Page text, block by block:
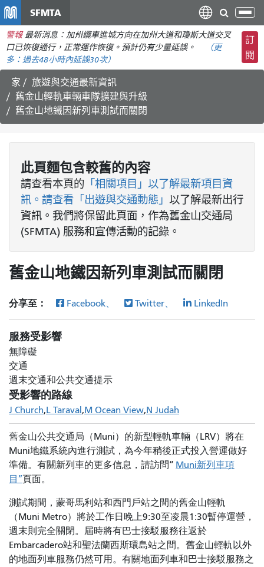
主
要
SFMTA
切
換
導
航
警報 最新消息：加州纜車進城方向在加州大道和瓊斯大道交叉
口已恢復通行，正常運作恢復。預計仍有少量延誤。
（更
多： 過去48小時內延誤30次）
訂
閱
家
旅遊與交通最新資訊
舊金山輕軌車輛車隊擴建與升級
舊金山地鐵因新列車測試而關閉
此頁麵包含較舊的內容
請查看本頁的 「相關項目」以了解最新項目資
訊。請查看 「出遊與交通動態」 以了解最新出行
資訊。我們將保留此頁面，作為舊金山交通局
(SFMTA) 服務和宣傳活動的記錄。
舊金山地鐵因新列車測試而關閉
分享至： Facebook、 Twitter、 LinkedIn
服務受影響
無障礙
交通
週末交通和公共交通提示
受影響的路線
J Church L Taraval M Ocean View N Judah
舊金山公共交通局（Muni）的新型輕軌車輛（LRV）將在
Muni地鐵系統內進行測試，為今年稍後正式投入營運做好
準備。有關新列車的更多信息，請訪問“ Muni新列車項
目”頁面。
測試期間，蒙哥馬利站和西門戶站之間的舊金山輕軌
（Muni Metro）將於工作日晚上9:30至凌晨1:30暫停運營，
週末則完全關閉。屆時將有巴士接駁服務往返於
Embarcadero站和聖法蘭西斯環島站之間。舊金山輕軌以外
的地面列車服務仍然可用。有關地面列車和巴士接駁服務之